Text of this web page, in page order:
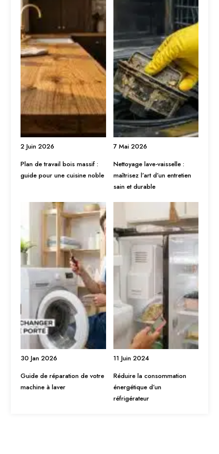
2 Juin 2026
Plan de travail bois massif :
guide pour une cuisine noble
7 Mai 2026
Nettoyage lave-vaisselle :
maîtrisez l’art d’un entretien
sain et durable
30 Jan 2026
Guide de réparation de votre
machine à laver
11 Juin 2024
Réduire la consommation
énergétique d’un
réfrigérateur